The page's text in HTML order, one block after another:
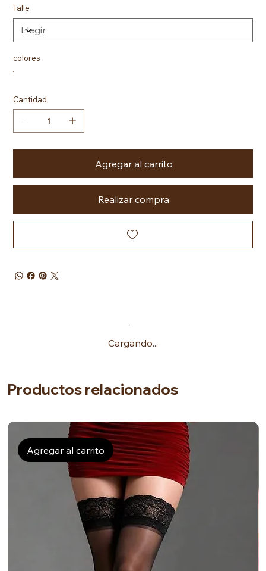
Talle
colores
Cantidad
Agregar al carrito
Realizar compra
Cargando...
Productos relacionados
Agregar al carrito